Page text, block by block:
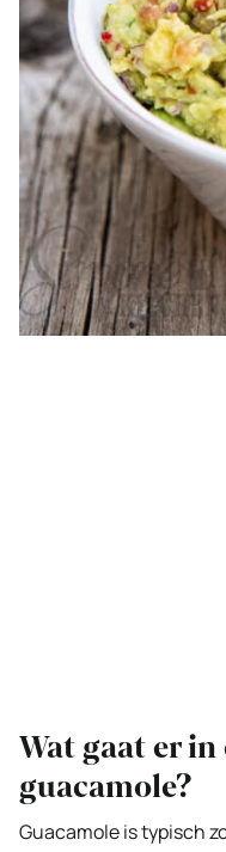
Wat gaat er in
guacamole?
Guacamole is typisch